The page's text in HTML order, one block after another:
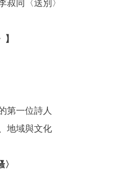
叔同〈送別〉
第一位詩人
地域與文化